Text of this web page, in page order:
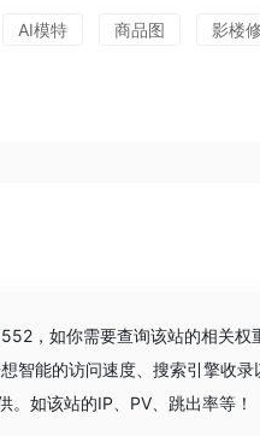
AI模特 商品图 影楼
，如你需要查询该站的相关权
智能的访问速度、搜索引擎收
如该站的IP、PV、跳出率等！